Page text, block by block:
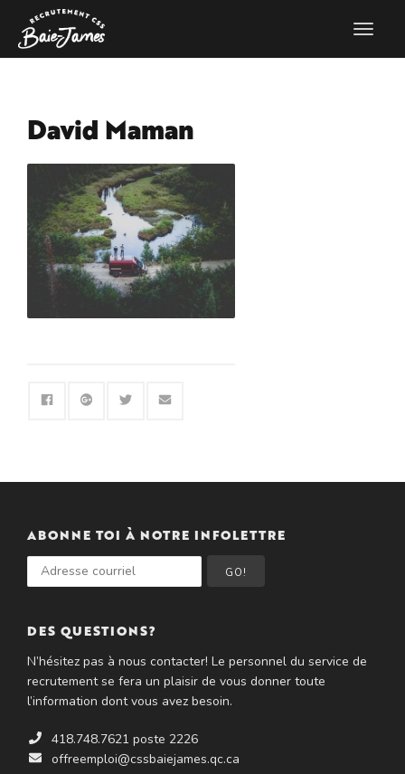
David Maman
ABONNE TOI À NOTRE INFOLETTRE
GO!
DES QUESTIONS?
N’hésitez pas à nous contacter! Le personnel du service de
recrutement se fera un plaisir de vous donner toute
l’information dont vous avez besoin.
418.748.7621 poste 2226
offreemploi@cssbaiejames.qc.ca